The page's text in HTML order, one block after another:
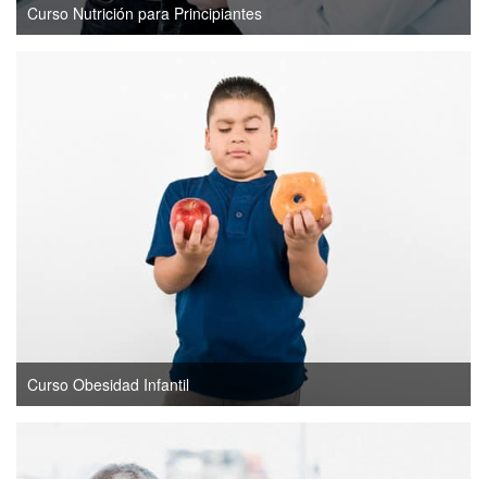
Curso Nutrición para Principiantes
Curso Obesidad Infantil